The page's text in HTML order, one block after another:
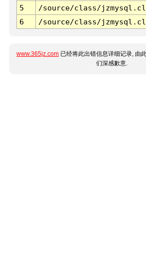
5
/source/class/
6
/source/class/
www.365jz.com 已经将此出错信息详细记录, 由
们深感歉意.